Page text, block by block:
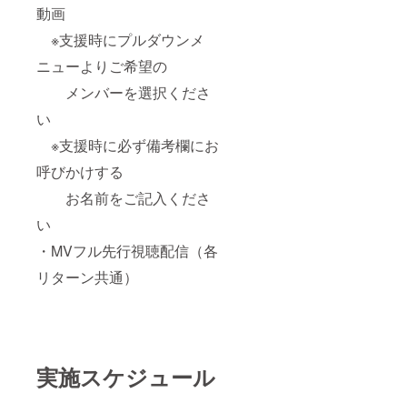
動画
※支援時にプルダウンメ
ニューよりご希望の
メンバーを選択くださ
い
※支援時に必ず備考欄にお
呼びかけする
お名前をご記入くださ
い
・MVフル先行視聴配信（各
リターン共通）
実施スケジュール